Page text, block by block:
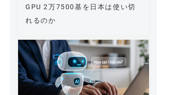
GPU 2万7500基を日本は使い切
れるのか